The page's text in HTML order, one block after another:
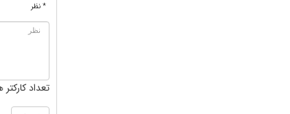
* نظر
تعداد